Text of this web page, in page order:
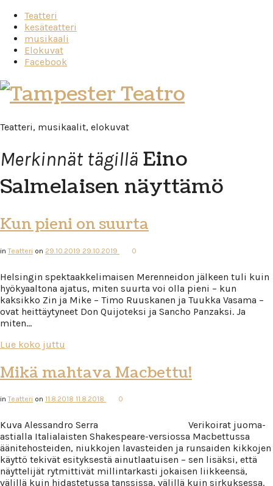
Teatteri
kesäteatteri
musikaali
Elokuvat
Facebook
Tampester
Teatro
Teatteri, musikaalit, elokuvat
Merkinnät tägillä Eino
Salmelaisen näyttämö
Kun pieni on suurta
inTeatteri on 29.10.2019 29.10.2019 0
Helsingin spektaakkelimaisen Merenneidon jälkeen tuli kuin
hyökyaaltona ajatus, miten suurta voi olla pieni – kun
kaksikko Zin ja Mike – Timo Ruuskanen ja Tuukka Vasama –
ovat heittäytyneet Don Quijoteksi ja Sancho Panzaksi. Ja
miten…
Lue koko juttu
Mikä mahtava Macbettu!
inTeatteri on 11.8.2018 11.8.2018 0
Kuva Alessandro Serra Verikoirat juoma-
astialla Italialaisten Shakespeare-versiossa Macbettussa
äänitehosteiden, niukkojen lavasteiden ja runsaiden kikkojen
käyttö tekivät esityksestä ainutlaatuisen – sen lisäksi, että
näyttelijät rytmittivät millintarkasti jokaisen liikkeensä,
välillä kuin hidastetussa tanssissa, välillä kuin sirkuksessa.